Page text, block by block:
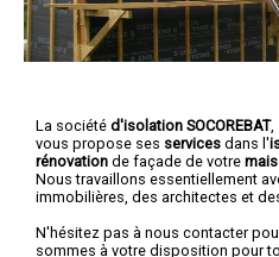
La société d'isolation SOCOREBAT,
vous propose ses services dans l'
rénovation de façade de votre
Nous travaillons essentiellement
immobilières, des architectes et
N'hésitez pas à nous contacter
sommes à votre disposition pour